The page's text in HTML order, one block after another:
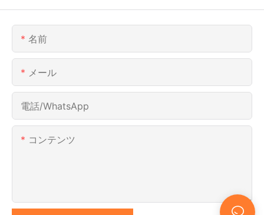
名前
メール
電話/WhatsApp
コンテンツ